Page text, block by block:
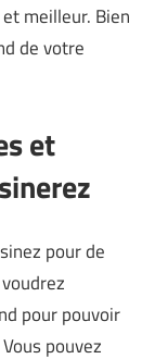
meilleur. Bien
de votre
et
pour de
pour pouvoir
pouvez